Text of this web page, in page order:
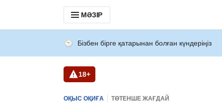
МӘЗІР
Бізбен бірге қатарынан болған күндеріңіз
18+
ОҚЫС ОҚИҒА ТӨТЕНШЕ ЖАҒДАЙ